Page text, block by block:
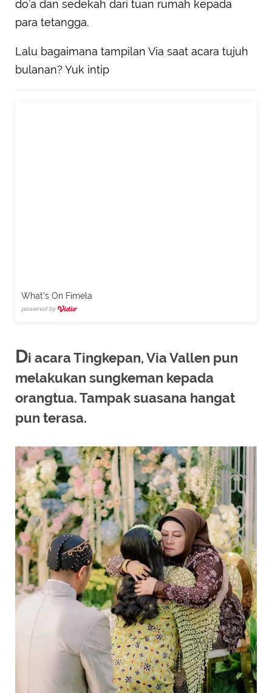
do’a dan sedekah dari tuan rumah kepada
para tetangga.
Lalu bagaimana tampilan Via saat acara tujuh
bulanan? Yuk intip
What's On Fimela
powered by
Di acara Tingkepan, Via Vallen pun
melakukan sungkeman kepada
orangtua. Tampak suasana hangat
pun terasa.